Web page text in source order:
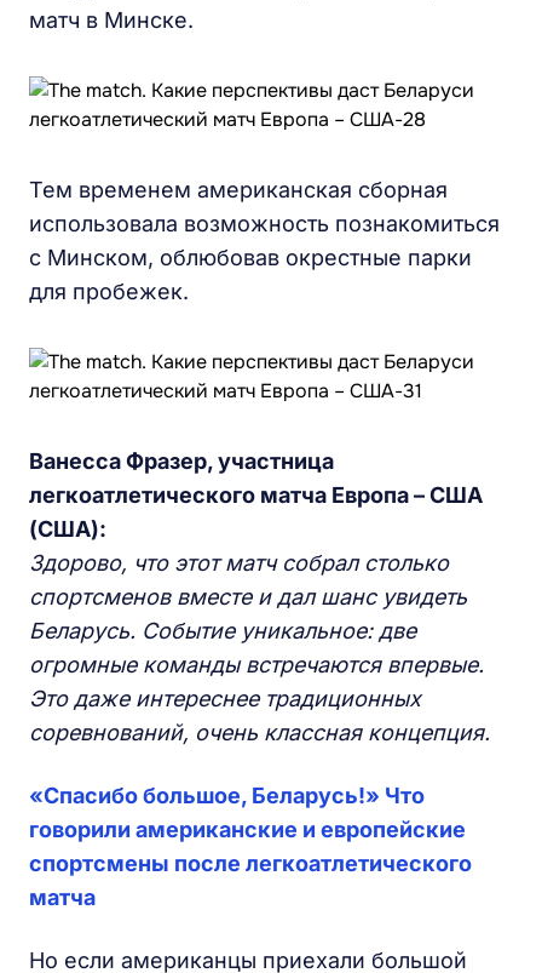
матч в Минске.
Тем временем американская сборная
использовала возможность познакомиться
с Минском, облюбовав окрестные парки
для пробежек.
Ванесса Фразер, участница
легкоатлетического матча Европа – США
(США):
Здорово, что этот матч собрал столько
спортсменов вместе и дал шанс увидеть
Беларусь. Событие уникальное: две
огромные команды встречаются впервые.
Это даже интереснее традиционных
соревнований, очень классная концепция.
«Спасибо большое, Беларусь!» Что
говорили американские и европейские
спортсмены после легкоатлетического
матча
Но если американцы приехали большой